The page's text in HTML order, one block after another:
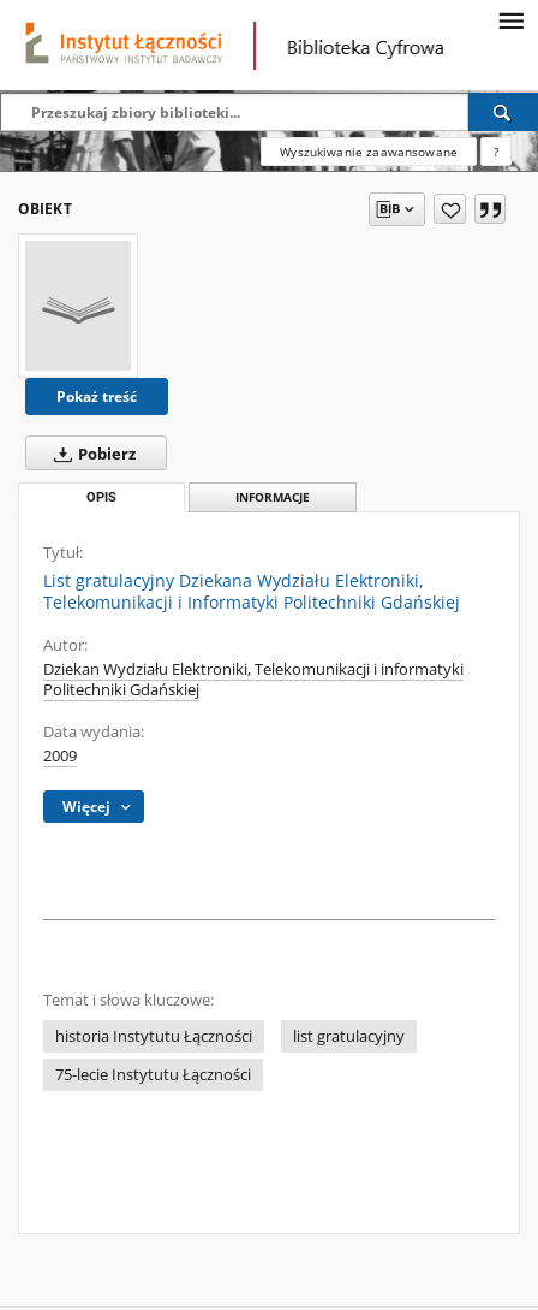
Wyszukiwanie zaawansowane ?
OBIEKT
Pokaż treść
Pobierz
OPIS INFORMACJE
Tytuł:
List gratulacyjny Dziekana Wydziału Elektroniki,
Telekomunikacji i Informatyki Politechniki Gdańskiej
Autor:
Dziekan Wydziału Elektroniki, Telekomunikacji i informatyki
Politechniki Gdańskiej
Data wydania:
2009
Więcej
Temat i słowa kluczowe:
historia Instytutu Łączności
list gratulacyjny
75-lecie Instytutu Łączności